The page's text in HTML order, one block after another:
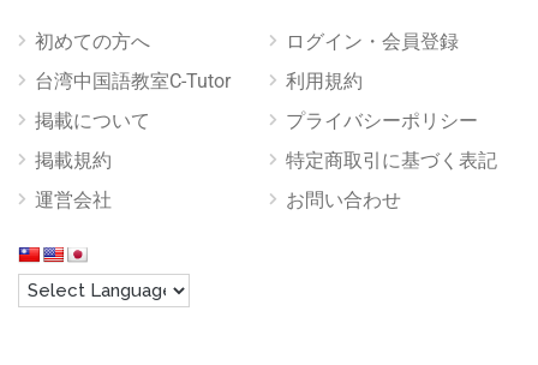
初めての方へ
台湾中国語教室C-Tutor
掲載について
掲載規約
運営会社
ログイン・会員登録
利用規約
プライバシーポリシー
特定商取引に基づく表記
お問い合わせ